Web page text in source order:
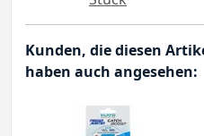
Kunden, die diesen
haben auch angesehen: